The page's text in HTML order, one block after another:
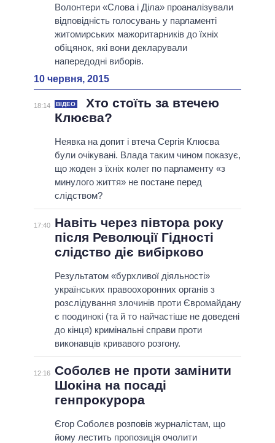
Волонтери «Слова і Діла» проаналізували
відповідність голосувань у парламенті
житомирських мажоритарників до їхніх
обіцянок, які вони декларували
напередодні виборів.
10 червня, 2015
18:14 ВІДЕО
Хто стоїть за втечею
Клюєва?
Неявка на допит і втеча Сергія Клюєва
були очікувані. Влада таким чином показує,
що жоден з їхніх колег по парламенту «з
минулого життя» не постане перед
слідством?
17:40
Навіть через півтора року
після Революції Гідності
слідство діє вибірково
Результатом «бурхливої діяльності»
українських правоохоронних органів з
розслідування злочинів проти Євромайдану
є поодинокі (та й то найчастіше не доведені
до кінця) кримінальні справи проти
виконавців кривавого розгону.
12:16 Соболєв не проти замінити
Шокіна на посаді
генпрокурора
Єгор Соболєв розповів журналістам, що
йому лестить пропозиція очолити